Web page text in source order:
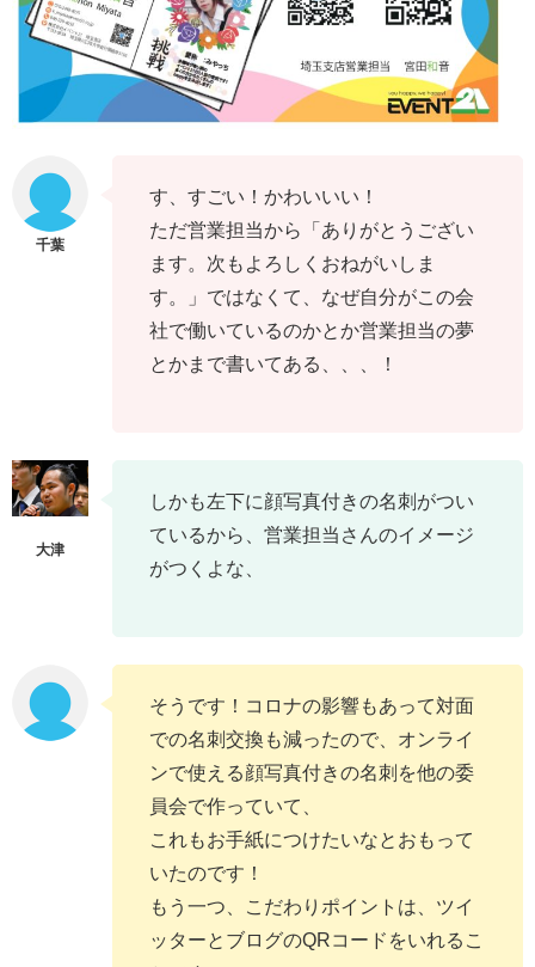
す、すごい！かわいいい！
ただ営業担当から「ありがとうござい
ます。次もよろしくおねがいしま
す。」ではなくて、なぜ自分がこの会
社で働いているのかとか営業担当の夢
とかまで書いてある、、、！
しかも左下に顔写真付きの名刺がつい
ているから、営業担当さんのイメージ
がつくよな、
そうです！コロナの影響もあって対面
での名刺交換も減ったので、オンライ
ンで使える顔写真付きの名刺を他の委
員会で作っていて、
これもお手紙につけたいなとおもって
いたのです！
もう一つ、こだわりポイントは、ツイ
ッターとブログのQRコードをいれるこ